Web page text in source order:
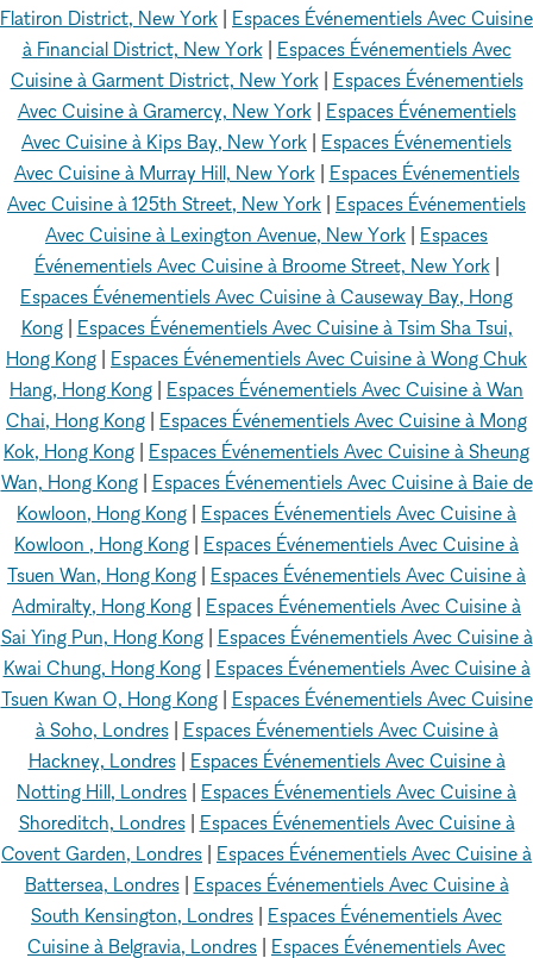
Flatiron District, New York
Espaces Événementiels Avec Cuisine
à Financial District, New York| Espaces Événementiels Avec
Cuisine à Garment District, New York| Espaces Événementiels
Avec Cuisine à Gramercy, New York| Espaces Événementiels
Avec Cuisine à Kips Bay, New York
Espaces Événementiels
Avec Cuisine à Murray Hill, New York| Espaces Événementiels
Avec Cuisine à 125th Street, New York
Espaces Événementiels
Avec Cuisine à Lexington Avenue, New York
Espaces
Événementiels Avec Cuisine à Broome Street, New York|
Espaces Événementiels Avec Cuisine à Causeway Bay, Hong
Kong| Espaces Événementiels Avec Cuisine à Tsim Sha Tsui,
Hong Kong
Espaces Événementiels Avec Cuisine à Wong Chuk
Hang, Hong Kong
Espaces Événementiels Avec Cuisine à Wan
Chai, Hong Kong
Espaces Événementiels Avec Cuisine à Mong
Kok, Hong Kong
Espaces Événementiels Avec Cuisine à Sheung
Wan, Hong Kong| Espaces Événementiels Avec Cuisine à Baie de
Kowloon, Hong Kong
Espaces Événementiels Avec Cuisine à
Kowloon , Hong Kong
Espaces Événementiels Avec Cuisine à
Tsuen Wan, Hong Kong
Espaces Événementiels Avec Cuisine à
Admiralty, Hong Kong
Espaces Événementiels Avec Cuisine à
Sai Ying Pun, Hong Kong| Espaces Événementiels Avec Cuisine à
Kwai Chung, Hong Kong| Espaces Événementiels Avec Cuisine à
Tsuen Kwan O, Hong Kong| Espaces Événementiels Avec Cuisine
à Soho, Londres| Espaces Événementiels Avec Cuisine à
Hackney, Londres| Espaces Événementiels Avec Cuisine à
Notting Hill, Londres
Espaces Événementiels Avec Cuisine à
Shoreditch, Londres| Espaces Événementiels Avec Cuisine à
Covent Garden, Londres
Espaces Événementiels Avec Cuisine à
Battersea, Londres| Espaces Événementiels Avec Cuisine à
South Kensington, Londres
Espaces Événementiels Avec
Cuisine à Belgravia, Londres
Espaces Événementiels Avec